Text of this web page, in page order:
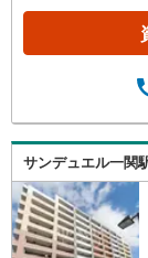
サンデュエル一関